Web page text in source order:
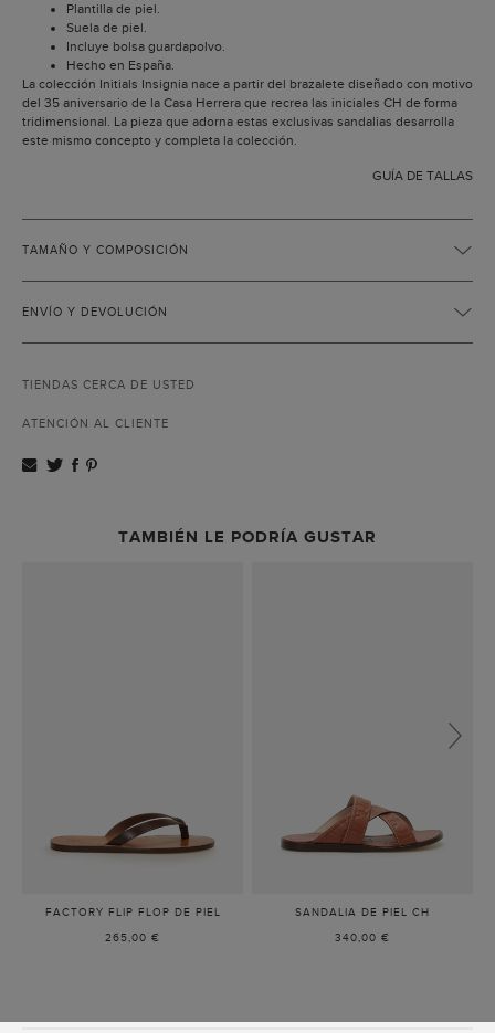
Plantilla de piel.
Suela de piel.
Incluye bolsa guardapolvo.
Hecho en España.
La colección Initials Insignia nace a partir del brazalete diseñado con motivo
del 35 aniversario de la Casa Herrera que recrea las iniciales CH de forma
tridimensional. La pieza que adorna estas exclusivas sandalias desarrolla
este mismo concepto y completa la colección.
GUÍA DE TALLAS
TAMAÑO Y COMPOSICIÓN
ENVÍO Y DEVOLUCIÓN
TIENDAS CERCA DE USTED
ATENCIÓN AL CLIENTE
TAMBIÉN LE PODRÍA GUSTAR
FACTORY FLIP FLOP DE PIEL
265,00 €
SANDALIA DE PIEL CH
340,00 €